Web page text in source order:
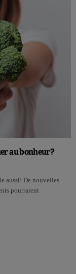
au bonheur?
aussi! De nouvelles
pourraient